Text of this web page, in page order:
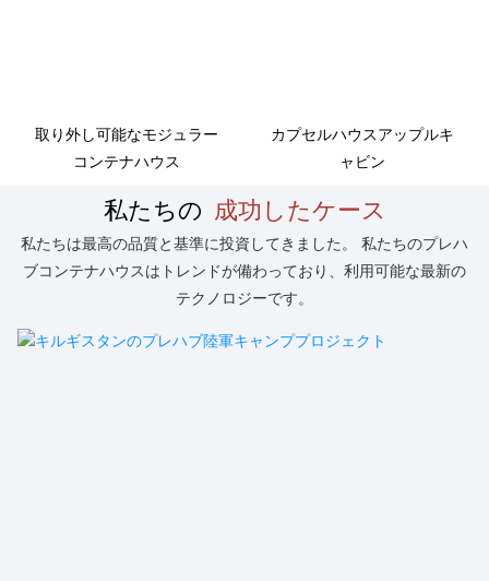
取り外し可能なモジュラー
コンテナハウス
カプセルハウスアップルキ
ャビン
私たちの 成功したケース
私たちは最高の品質と基準に投資してきました。 私たちのプレハ
ブコンテナハウスはトレンドが備わっており、利用可能な最新の
テクノロジーです。